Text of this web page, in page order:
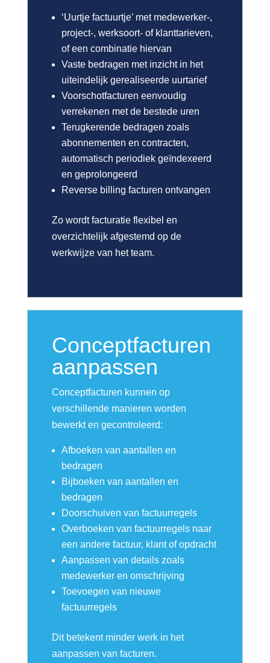
‘Uurtje factuurtje’ met medewerker-,
project-, werksoort- of klanttarieven,
of een combinatie hiervan
Vaste bedragen met inzicht in het
uiteindelijk gerealiseerde uurtarief
Voorschotfacturen eenvoudig
verrekenen met de bestede uren
Terugkerende bedragen zoals
abonnementen en contracten,
automatisch periodiek geïndexeerd
en geprolongeerd
Reverse billing facturen ontvangen
Zo wordt facturatie flexibel en
overzichtelijk afgestemd op de
werkwijze van het team.
Conceptfacturen
aanpassen
Conceptfacturen kunnen op
verschillende manieren worden
bewerkt en gecontroleerd:
Afboeken van aantallen en
bedragen
Bijboeken van aantallen en
bedragen
Doorschuiven van factuurregels
Overboeken van factuurregels naar
een andere factuur, klant of opdracht
Aanpassen van details zoals
medewerker en omschrijving
Toevoegen van nieuwe
factuurregels
Dit betekent minder werk in het
aanpassen van facturen.